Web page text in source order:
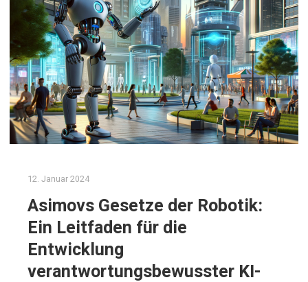
12. Januar 2024
Asimovs Gesetze der Robotik:
Ein Leitfaden für die
Entwicklung
verantwortungsbewusster KI-